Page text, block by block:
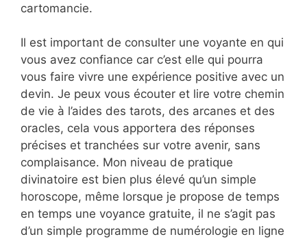
cartomancie.
Il est important de consulter une voyante en qui
vous avez confiance car c’est elle qui pourra
vous faire vivre une expérience positive avec un
devin. Je peux vous écouter et lire votre chemin
de vie à l’aides des tarots, des arcanes et des
oracles, cela vous apportera des réponses
précises et tranchées sur votre avenir, sans
complaisance. Mon niveau de pratique
divinatoire est bien plus élevé qu’un simple
horoscope, même lorsque je propose de temps
en temps une voyance gratuite, il ne s’agit pas
d’un simple programme de numérologie en ligne